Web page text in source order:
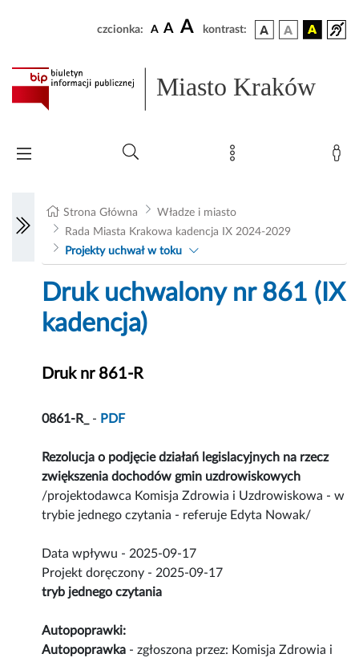
czcionka: A A A kontrast:
Miasto Kraków
Strona Główna
Władze i miasto
Rada Miasta Krakowa kadencja IX 2024-2029
Projekty uchwał w toku
Druk uchwalony nr 861 (IX
kadencja)
Druk nr 861-R
0861-R_ - PDF
Rezolucja o podjęcie działań legislacyjnych na rzecz
zwiększenia dochodów gmin uzdrowiskowych
/projektodawca Komisja Zdrowia i Uzdrowiskowa - w
trybie jednego czytania - referuje Edyta Nowak/
Data wpływu - 2025-09-17
Projekt doręczony - 2025-09-17
tryb jednego czytania
Autopoprawki:
Autopoprawka - zgłoszona przez: Komisja Zdrowia i